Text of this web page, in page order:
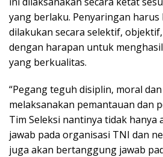
yang berlaku. Penyaringan
dilakukan secara selektif,
dengan harapan untuk
yang berkualitas.
“Pegang teguh disiplin, moral
melaksanakan pemantauan dan
Tim Seleksi nantinya tidak
jawab pada organisasi TNI dan
juga akan bertanggung jawab